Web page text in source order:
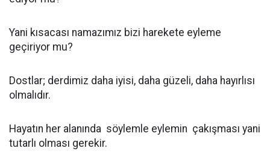
Yani kısacası namazımız bizi harekete eyleme
geçiriyor mu?
Dostlar; derdimiz daha iyisi, daha güzeli, daha hayırlısı
olmalıdır.
Hayatın her alanında söylemle eylemin çakışması yani
tutarlı olması gerekir.